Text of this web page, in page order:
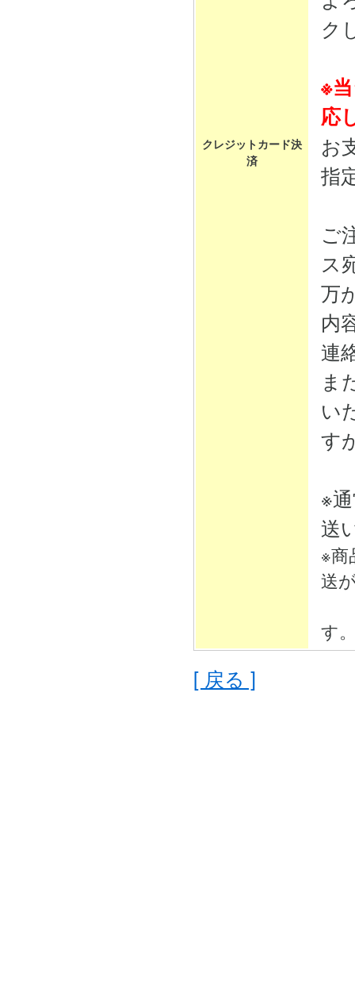
クレジットカード決
済
ク
※
応
お
指
ご
ス
万
内
連
ま
い
す
※
送
※商
送
す
[ 戻る ]